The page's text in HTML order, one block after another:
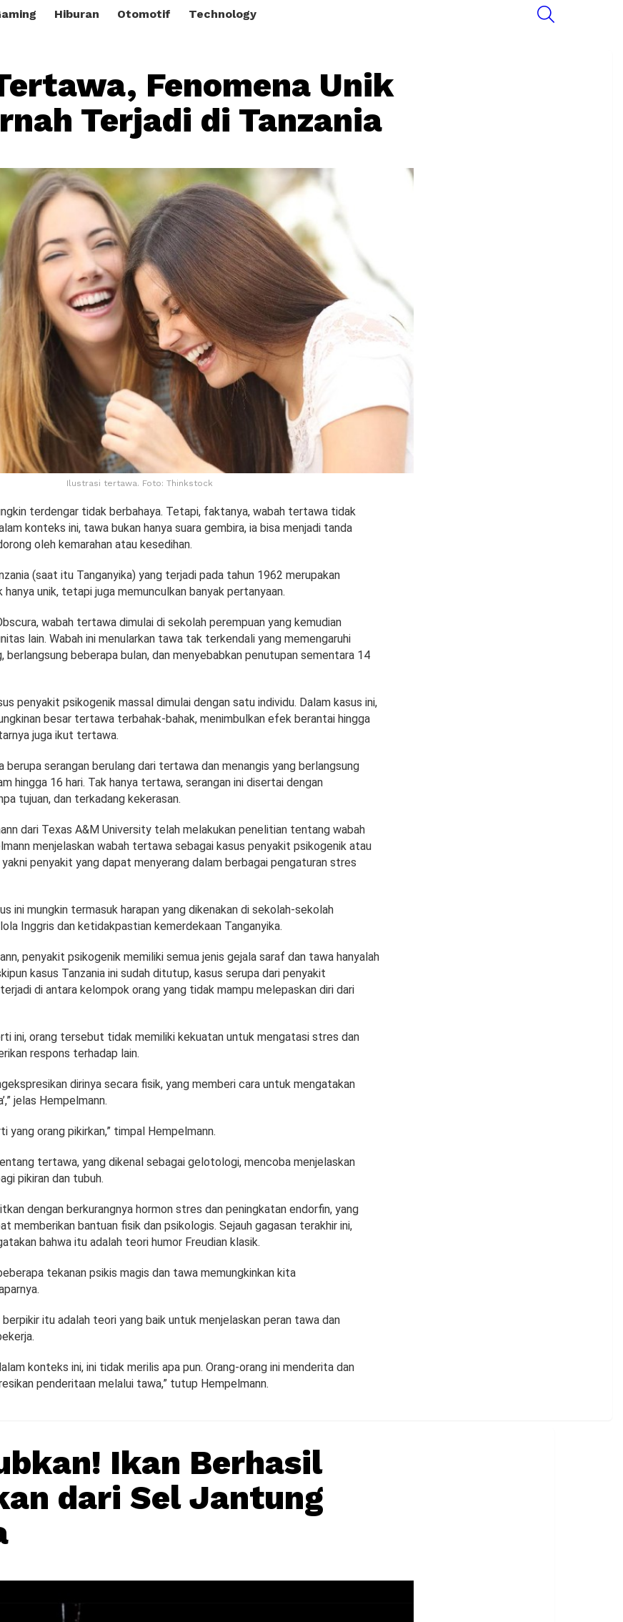
Hiburan Otomotif Technology
Fenomena Unik
Terjadi di Tanzania
Ilustrasi tertawa. Foto: Thinkstock
terdengar tidak berbahaya. Tetapi, faktanya, wabah tertawa tidak
konteks ini, tawa bukan hanya suara gembira, ia bisa menjadi tanda
oleh kemarahan atau kesedihan.
(saat itu Tanganyika) yang terjadi pada tahun 1962 merupakan
unik, tetapi juga memunculkan banyak pertanyaan.
wabah tertawa dimulai di sekolah perempuan yang kemudian
lain. Wabah ini menularkan tawa tak terkendali yang memengaruhi
berlangsung beberapa bulan, dan menyebabkan penutupan sementara 14
penyakit psikogenik massal dimulai dengan satu individu. Dalam kasus ini,
besar tertawa terbahak-bahak, menimbulkan efek berantai hingga
juga ikut tertawa.
berupa serangan berulang dari tertawa dan menangis yang berlangsung
hingga 16 hari. Tak hanya tertawa, serangan ini disertai dengan
tujuan, dan terkadang kekerasan.
dari Texas A&M University telah melakukan penelitian tentang wabah
menjelaskan wabah tertawa sebagai kasus penyakit psikogenik atau
penyakit yang dapat menyerang dalam berbagai pengaturan stres
ini mungkin termasuk harapan yang dikenakan di sekolah-sekolah
Inggris dan ketidakpastian kemerdekaan Tanganyika.
penyakit psikogenik memiliki semua jenis gejala saraf dan tawa hanyalah
kasus Tanzania ini sudah ditutup, kasus serupa dari penyakit
di antara kelompok orang yang tidak mampu melepaskan diri dari
ini, orang tersebut tidak memiliki kekuatan untuk mengatasi stres dan
respons terhadap lain.
dirinya secara fisik, yang memberi cara untuk mengatakan
jelas Hempelmann.
yang orang pikirkan,” timpal Hempelmann.
tertawa, yang dikenal sebagai gelotologi, mencoba menjelaskan
pikiran dan tubuh.
dengan berkurangnya hormon stres dan peningkatan endorfin, yang
memberikan bantuan fisik dan psikologis. Sejauh gagasan terakhir ini,
bahwa itu adalah teori humor Freudian klasik.
tekanan psikis magis dan tawa memungkinkan kita
itu adalah teori yang baik untuk menjelaskan peran tawa dan
konteks ini, ini tidak merilis apa pun. Orang-orang ini menderita dan
penderitaan melalui tawa,” tutup Hempelmann.
Ikan Berhasil
dari Sel Jantung